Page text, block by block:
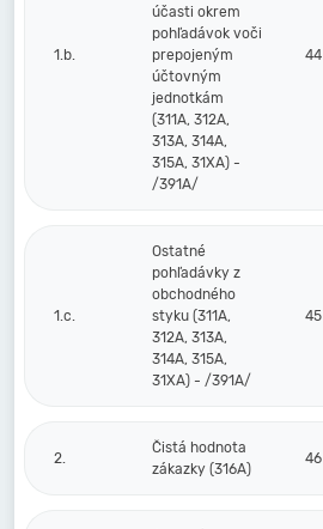
1.b.
účasti okrem
pohľadávok voči
prepojeným
účtovným
jednotkám
(311A, 312A,
313A, 314A,
315A, 31XA) -
/391A/
44
1.c.
Ostatné
pohľadávky z
obchodného
styku (311A,
312A, 313A,
314A, 315A,
31XA) - /391A/
45
2.
Čistá hodnota
zákazky (316A)
46